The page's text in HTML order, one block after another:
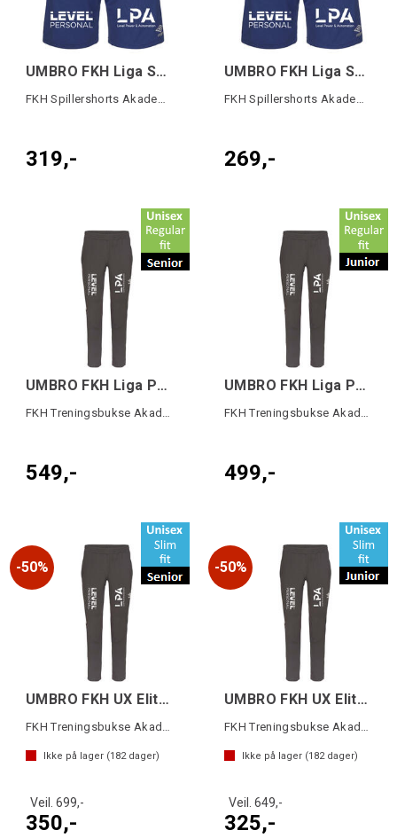
UMBRO FKH Liga Shorts SR Blå
FKH Spillershorts Akademiet
319,-
UMBRO FKH Liga Shorts JR Blå
FKH Spillershorts Akademiet
269,-
UMBRO FKH Liga Pant Regular SR
FKH Treningsbukse Akademiet
549,-
UMBRO FKH Liga Pant Regular JR
FKH Treningsbukse Akademiet
499,-
50%
UMBRO FKH UX Elite Pant Slim SR
FKH Treningsbukse Akademiet
Ikke på lager (182dager)
Veil. 699,-
350,-
50%
UMBRO FKH UX Elite Pant Slim JR
FKH Treningsbukse Akademiet
Ikke på lager (182dager)
Veil. 649,-
325,-